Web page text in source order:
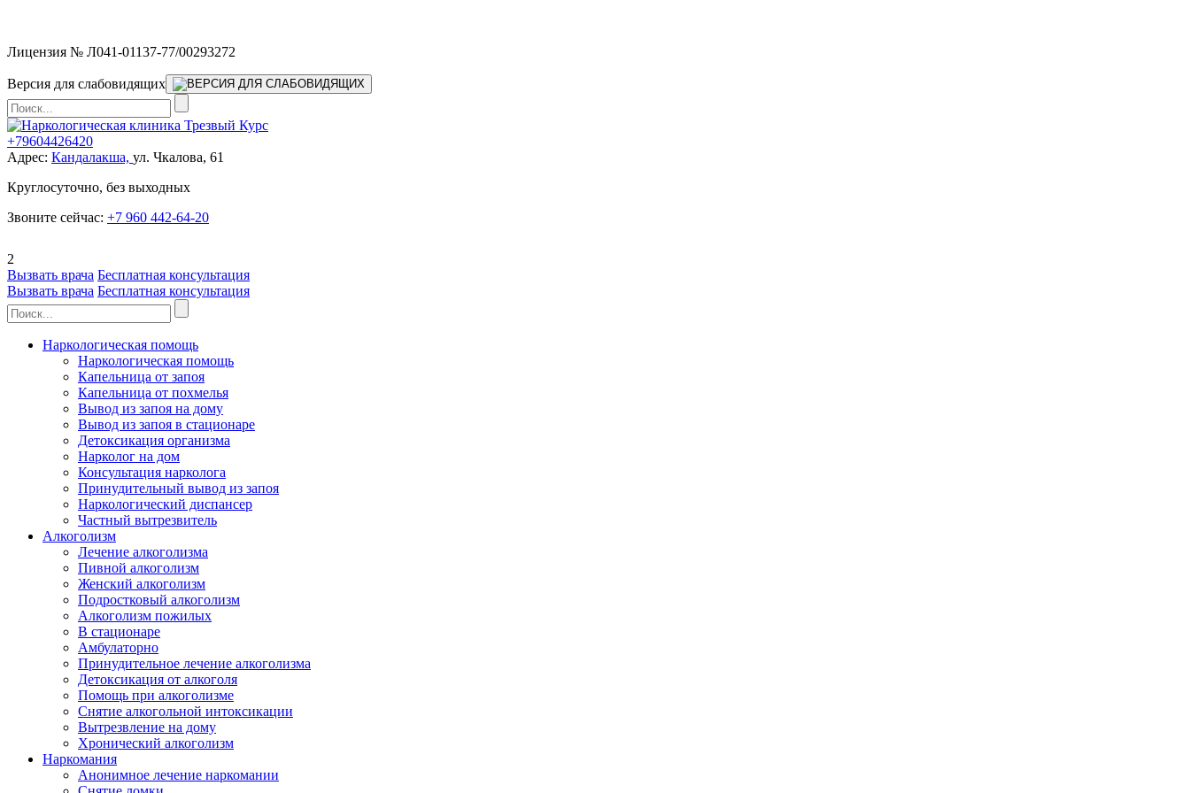
Лицензия № Л041-01137-77/00293272
Версия для слабовидящих
+79604426420
Адрес: Кандалакша, ул. Чкалова, 61
Круглосуточно, без выходных
Звоните сейчас: +7 960 442-64-20
2
Вызвать врача Бесплатная консультация
Вызвать врача Бесплатная консультация
Наркологическая помощь
Наркологическая помощь
Капельница от запоя
Капельница от похмелья
Вывод из запоя на дому
Вывод из запоя в стационаре
Детоксикация организма
Нарколог на дом
Консультация нарколога
Принудительный вывод из запоя
Наркологический диспансер
Частный вытрезвитель
Алкоголизм
Лечение алкоголизма
Пивной алкоголизм
Женский алкоголизм
Подростковый алкоголизм
Алкоголизм пожилых
В стационаре
Амбулаторно
Принудительное лечение алкоголизма
Детоксикация от алкоголя
Помощь при алкоголизме
Снятие алкогольной интоксикации
Вытрезвление на дому
Хронический алкоголизм
Наркомания
Анонимное лечение наркомании